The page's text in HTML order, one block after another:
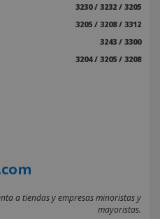
3230 / 3232 / 3205
3205 / 3208 / 3312
3243 / 3300
3204 / 3205 / 3208
a tiendas y empresas minoristas y
mayoristas.